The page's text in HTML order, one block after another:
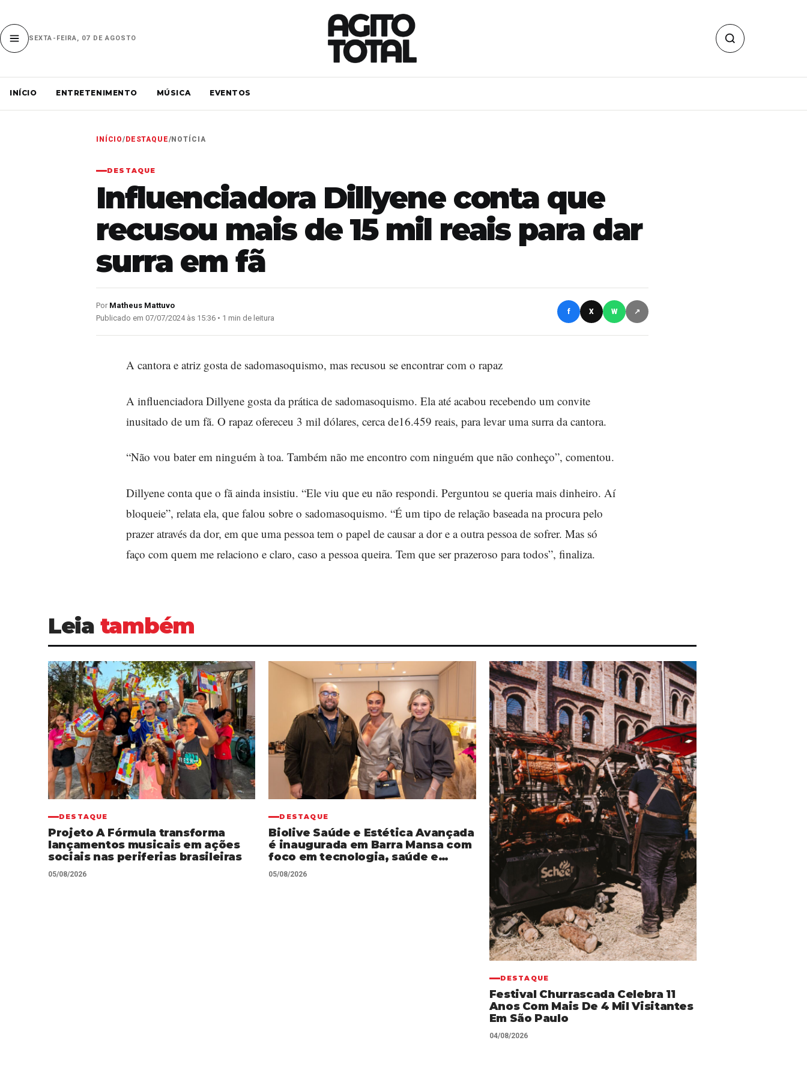
SEXTA-FEIRA, 07 DE AGOSTO
INÍCIO ENTRETENIMENTO MÚSICA EVENTOS
INÍCIO/ DESTAQUE/ NOTÍCIA
DESTAQUE
Influenciadora Dillyene conta que
recusou mais de 15 mil reais para dar
surra em fã
Por Matheus Mattuvo
Publicado em 07/07/2024 às 15:36 • 1 min de leitura
f X W ↗
A cantora e atriz gosta de sadomasoquismo, mas recusou se encontrar com o rapaz
A influenciadora Dillyene gosta da prática de sadomasoquismo. Ela até acabou recebendo um convite
inusitado de um fã. O rapaz ofereceu 3 mil dólares, cerca de16.459 reais, para levar uma surra da cantora.
“Não vou bater em ninguém à toa. Também não me encontro com ninguém que não conheço”, comentou.
Dillyene conta que o fã ainda insistiu. “Ele viu que eu não respondi. Perguntou se queria mais dinheiro. Aí
bloqueie”, relata ela, que falou sobre o sadomasoquismo. “É um tipo de relação baseada na procura pelo
prazer através da dor, em que uma pessoa tem o papel de causar a dor e a outra pessoa de sofrer. Mas só
faço com quem me relaciono e claro, caso a pessoa queira. Tem que ser prazeroso para todos”, finaliza.
Leia também
DESTAQUE
Projeto A Fórmula transforma
lançamentos musicais em ações
sociais nas periferias brasileiras
05/08/2026
DESTAQUE
Biolive Saúde e Estética Avançada
é inaugurada em Barra Mansa com
foco em tecnologia, saúde e
atendimento personalizado
05/08/2026
DESTAQUE
Festival Churrascada Celebra 11
Anos Com Mais De 4 Mil Visitantes
Em São Paulo
04/08/2026